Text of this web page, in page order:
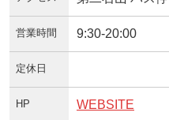
営業時間 9:30-20:00
定休日
HP WEBSITE